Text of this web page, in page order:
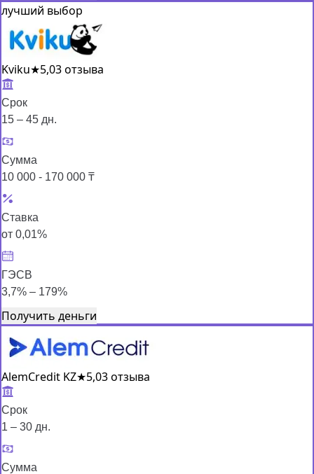
лучший выбор
Kviku★5,03 отзыва
Срок
15 – 45 дн.
Сумма
10 000 - 170 000 ₸
Ставка
от 0,01%
ГЭСВ
3,7% – 179%
Получить деньги
AlemCredit KZ★5,03 отзыва
Срок
1 – 30 дн.
Сумма